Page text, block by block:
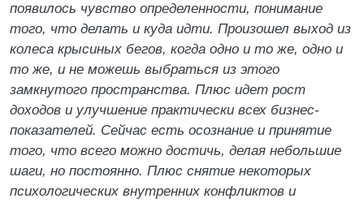
появилось чувство определенности, понимание
того, что делать и куда идти. Произошел выход из
колеса крысиных бегов, когда одно и то же, одно и
то же, и не можешь выбраться из этого
замкнутого пространства. Плюс идет рост
доходов и улучшение практически всех бизнес-
показателей. Сейчас есть осознание и принятие
того, что всего можно достичь, делая небольшие
шаги, но постоянно. Плюс снятие некоторых
психологических внутренних конфликтов и